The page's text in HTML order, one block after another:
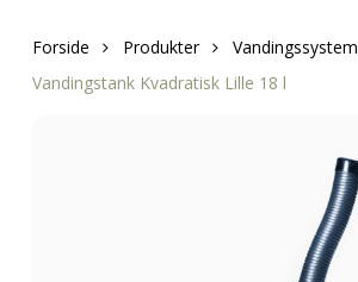
Forside Produkter Vandingssystem
Vandingstank Kvadratisk Lille 18 l